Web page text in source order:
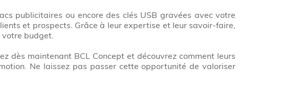
publicitaires ou encore des clés USB gravées avec votre
et prospects. Grâce à leur expertise et leur savoir-faire,
votre budget.
dès maintenant BCL Concept et découvrez comment leurs
Ne laissez pas passer cette opportunité de valoriser